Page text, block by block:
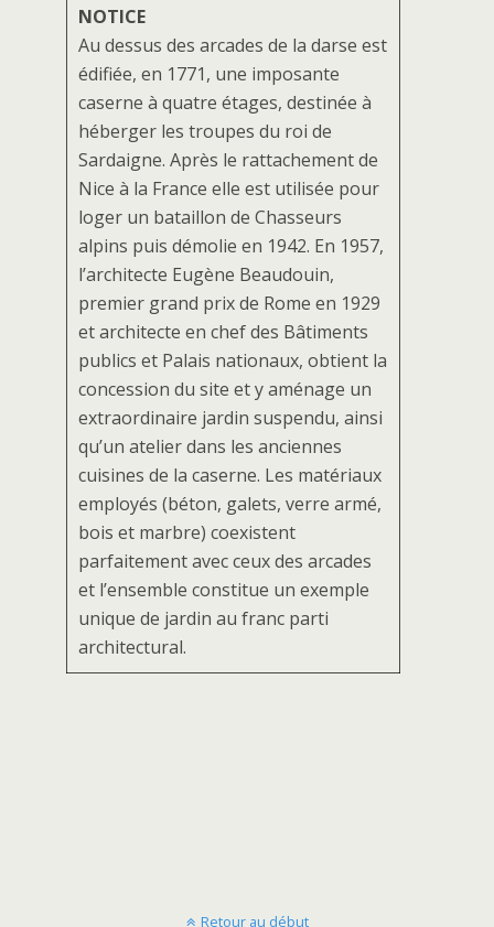
NOTICE
Au dessus des arcades de la darse est
édifiée, en 1771, une imposante
caserne à quatre étages, destinée à
héberger les troupes du roi de
Sardaigne. Après le rattachement de
Nice à la France elle est utilisée pour
loger un bataillon de Chasseurs
alpins puis démolie en 1942. En 1957,
l’architecte Eugène Beaudouin,
premier grand prix de Rome en 1929
et architecte en chef des Bâtiments
publics et Palais nationaux, obtient la
concession du site et y aménage un
extraordinaire jardin suspendu, ainsi
qu’un atelier dans les anciennes
cuisines de la caserne. Les matériaux
employés (béton, galets, verre armé,
bois et marbre) coexistent
parfaitement avec ceux des arcades
et l’ensemble constitue un exemple
unique de jardin au franc parti
architectural.
Retour au début